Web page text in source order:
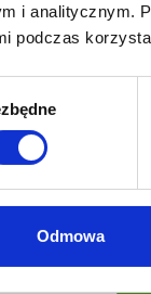
i analitycznym.
podczas
Odmowa